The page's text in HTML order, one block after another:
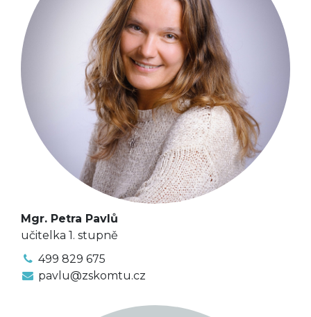
Mgr. Petra Pavlů
učitelka 1. stupně
499 829 675
pavlu@zskomtu.cz